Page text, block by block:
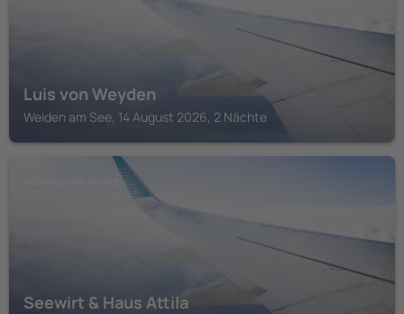
Luis von Weyden
Weiden am See, 14 August 2026, 2 Nächte
Seewirt & Haus Attila